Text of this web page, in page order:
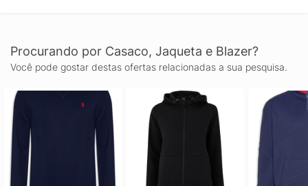
Procurando por Casaco, Jaqueta e Blazer?
Você pode gostar destas ofertas relacionadas a sua pesquisa.